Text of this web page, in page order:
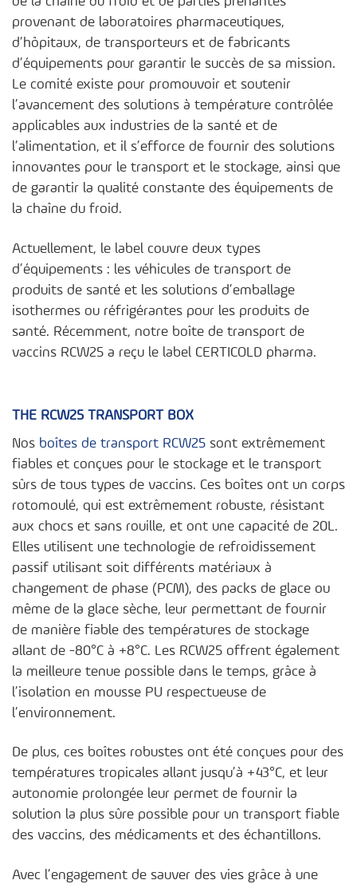
provenant de laboratoires pharmaceutiques,
d’hôpitaux, de transporteurs et de fabricants
d’équipements pour garantir le succès de sa mission.
Le comité existe pour promouvoir et soutenir
l’avancement des solutions à température contrôlée
applicables aux industries de la santé et de
l’alimentation, et il s’efforce de fournir des solutions
innovantes pour le transport et le stockage, ainsi que
de garantir la qualité constante des équipements de
la chaîne du froid.
Actuellement, le label couvre deux types
d’équipements : les véhicules de transport de
produits de santé et les solutions d’emballage
isothermes ou réfrigérantes pour les produits de
santé. Récemment, notre boîte de transport de
vaccins RCW25 a reçu le label CERTICOLD pharma.
THE RCW25 TRANSPORT BOX
Nos boîtes de transport RCW25 sont extrêmement
fiables et conçues pour le stockage et le transport
sûrs de tous types de vaccins. Ces boîtes ont un corps
rotomoulé, qui est extrêmement robuste, résistant
aux chocs et sans rouille, et ont une capacité de 20L.
Elles utilisent une technologie de refroidissement
passif utilisant soit différents matériaux à
changement de phase (PCM), des packs de glace ou
même de la glace sèche, leur permettant de fournir
de manière fiable des températures de stockage
allant de -80°C à +8°C. Les RCW25 offrent également
la meilleure tenue possible dans le temps, grâce à
l’isolation en mousse PU respectueuse de
l’environnement.
De plus, ces boîtes robustes ont été conçues pour des
températures tropicales allant jusqu’à +43°C, et leur
autonomie prolongée leur permet de fournir la
solution la plus sûre possible pour un transport fiable
des vaccins, des médicaments et des échantillons.
Avec l’engagement de sauver des vies grâce à une